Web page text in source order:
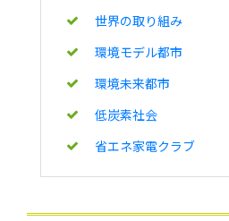
世界の取り組み
環境モデル都市
環境未来都市
低炭素社会
省エネ家電クラブ